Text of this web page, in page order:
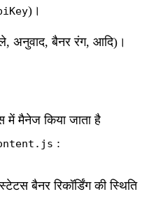
)।
अनुवाद, बैनर रंग, आदि)।
मैनेज किया जाता है
:
बैनर रिकॉर्डिंग की स्थिति